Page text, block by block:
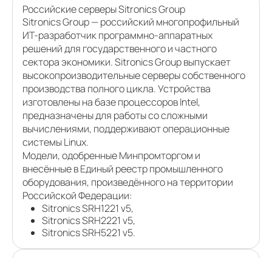
Российские серверы Sitronics Group
Sitronics Group — российский многопрофильный
ИТ-разработчик программно-аппаратных
решений для государственного и частного
сектора экономики. Sitronics Group выпускает
высокопроизводительные серверы собственного
производства полного цикла. Устройства
изготовлены на базе процессоров Intel,
предназначены для работы со сложными
вычислениями, поддерживают операционные
системы Linux.
Модели, одобренные Минпромторгом и
внесённые в Единый реестр промышленного
оборудования, произведённого на территории
Российской Федерации:
Sitronics SRH1221 v5,
Sitronics SRH2221 v5,
Sitronics SRH5221 v5.